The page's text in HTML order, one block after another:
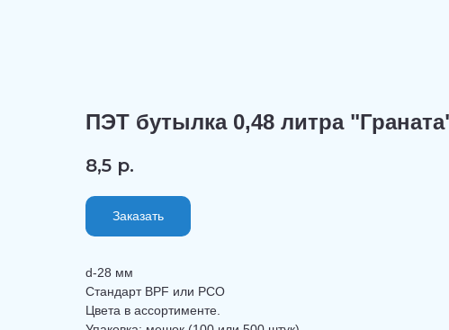
ПЭТ бутылка 0,48 литра
8,5 р.
Заказать
d-28 мм
Стандарт BPF или PCO
Цвета в ассортименте.